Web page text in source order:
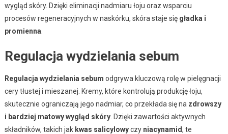
wygląd skóry. Dzięki eliminacji nadmiaru łoju oraz wsparciu
procesów regeneracyjnych w naskórku, skóra staje się gładka i
promienna
Regulacja wydzielania sebum
Regulacja wydzielania sebum odgrywa kluczową rolę w pielęgnacji
cery tłustej i mieszanej. Kremy, które kontrolują produkcję łoju,
skutecznie ograniczają jego nadmiar, co przekłada się na zdrowszy
i bardziej matowy wygląd skóry. Dzięki zawartości aktywnych
składników, takich jak kwas salicylowyczy niacynamid, te